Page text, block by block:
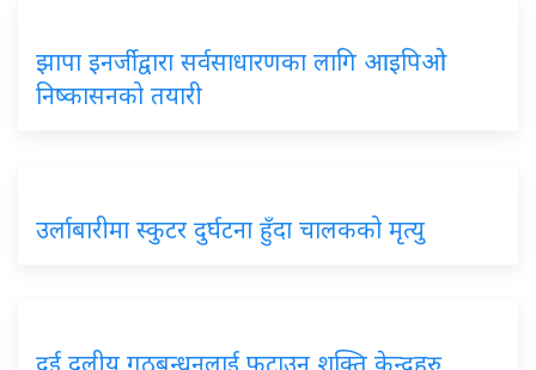
झापा इनर्जीद्वारा सर्वसाधारणका लागि आइपिओ
निष्कासनको तयारी
उर्लाबारीमा स्कुटर दुर्घटना हुँदा चालकको मृत्यु
दुई दलीय गठबन्धनलाई फुटाउन शक्ति केन्द्रहरु